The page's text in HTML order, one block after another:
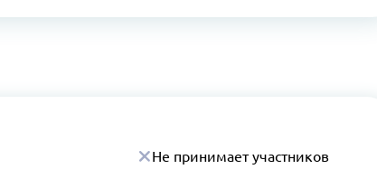
Не принимает участников